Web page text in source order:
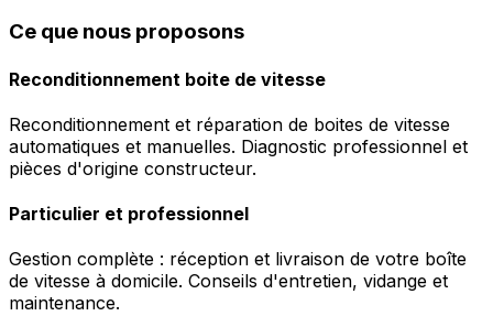
Ce que nous proposons
Reconditionnement boite de vitesse
Reconditionnement et réparation de boites de vitesse
automatiques et manuelles. Diagnostic professionnel et
pièces d'origine constructeur.
Particulier et professionnel
Gestion complète : réception et livraison de votre boîte
de vitesse à domicile. Conseils d'entretien, vidange et
maintenance.